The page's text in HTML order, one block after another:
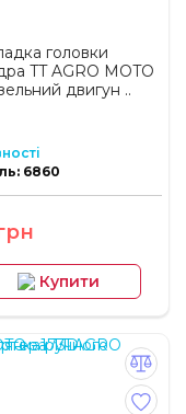
головки
TT AGRO MOTO
двигун ..
6860
Купити